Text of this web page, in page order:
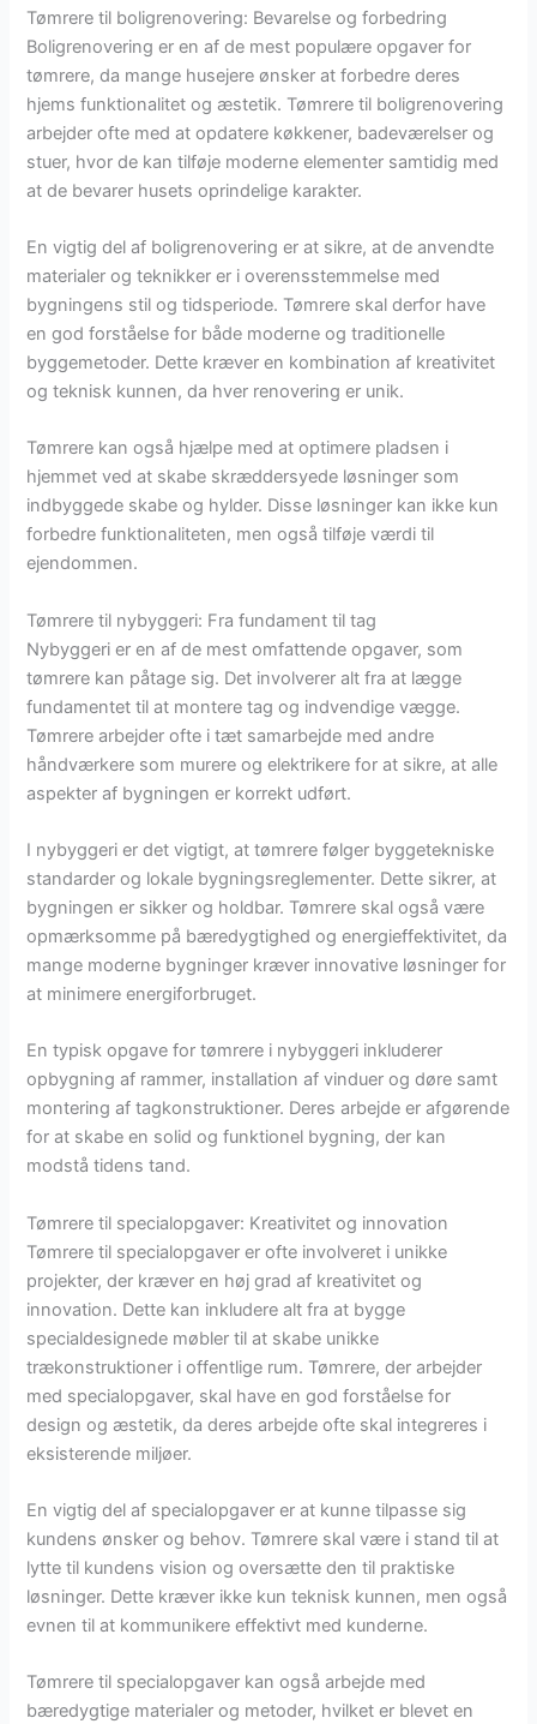
Tømrere til boligrenovering: Bevarelse og forbedring
Boligrenovering er en af de mest populære opgaver for
tømrere, da mange husejere ønsker at forbedre deres
hjems funktionalitet og æstetik. Tømrere til boligrenovering
arbejder ofte med at opdatere køkkener, badeværelser og
stuer, hvor de kan tilføje moderne elementer samtidig med
at de bevarer husets oprindelige karakter.
En vigtig del af boligrenovering er at sikre, at de anvendte
materialer og teknikker er i overensstemmelse med
bygningens stil og tidsperiode. Tømrere skal derfor have
en god forståelse for både moderne og traditionelle
byggemetoder. Dette kræver en kombination af kreativitet
og teknisk kunnen, da hver renovering er unik.
Tømrere kan også hjælpe med at optimere pladsen i
hjemmet ved at skabe skræddersyede løsninger som
indbyggede skabe og hylder. Disse løsninger kan ikke kun
forbedre funktionaliteten, men også tilføje værdi til
ejendommen.
Tømrere til nybyggeri: Fra fundament til tag
Nybyggeri er en af de mest omfattende opgaver, som
tømrere kan påtage sig. Det involverer alt fra at lægge
fundamentet til at montere tag og indvendige vægge.
Tømrere arbejder ofte i tæt samarbejde med andre
håndværkere som murere og elektrikere for at sikre, at alle
aspekter af bygningen er korrekt udført.
I nybyggeri er det vigtigt, at tømrere følger byggetekniske
standarder og lokale bygningsreglementer. Dette sikrer, at
bygningen er sikker og holdbar. Tømrere skal også være
opmærksomme på bæredygtighed og energieffektivitet, da
mange moderne bygninger kræver innovative løsninger for
at minimere energiforbruget.
En typisk opgave for tømrere i nybyggeri inkluderer
opbygning af rammer, installation af vinduer og døre samt
montering af tagkonstruktioner. Deres arbejde er afgørende
for at skabe en solid og funktionel bygning, der kan
modstå tidens tand.
Tømrere til specialopgaver: Kreativitet og innovation
Tømrere til specialopgaver er ofte involveret i unikke
projekter, der kræver en høj grad af kreativitet og
innovation. Dette kan inkludere alt fra at bygge
specialdesignede møbler til at skabe unikke
trækonstruktioner i offentlige rum. Tømrere, der arbejder
med specialopgaver, skal have en god forståelse for
design og æstetik, da deres arbejde ofte skal integreres i
eksisterende miljøer.
En vigtig del af specialopgaver er at kunne tilpasse sig
kundens ønsker og behov. Tømrere skal være i stand til at
lytte til kundens vision og oversætte den til praktiske
løsninger. Dette kræver ikke kun teknisk kunnen, men også
evnen til at kommunikere effektivt med kunderne.
Tømrere til specialopgaver kan også arbejde med
bæredygtige materialer og metoder, hvilket er blevet en